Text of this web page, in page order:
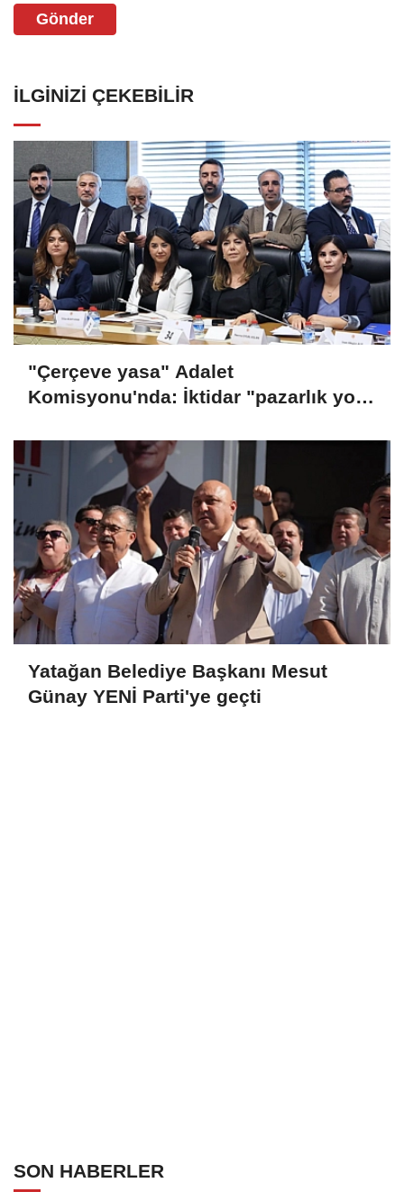
Gönder
İLGINIZI ÇEKEBILIR
"Çerçeve yasa" Adalet
Komisyonu'nda: İktidar "pazarlık yok"
çağrısı geldi
Yatağan Belediye Başkanı Mesut
Günay YENİ Parti'ye geçti
SON HABERLER